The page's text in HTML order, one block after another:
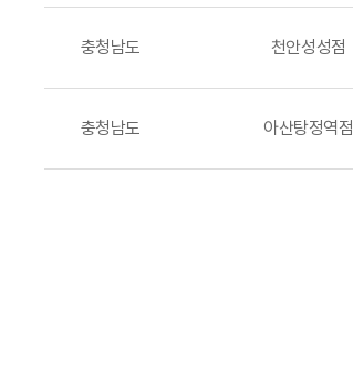
충청남도 천안성성점
충청남도 아산탕정역점